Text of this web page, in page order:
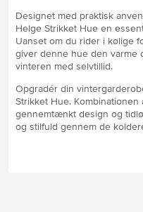
Designet med praktisk
Helge Strikket Hue en
Uanset om du rider i kølige
giver denne hue den varme
vinteren med selvtillid.
Opgradér din
Strikket Hue.
gennemtænkt design og
og stilfuld gennem de